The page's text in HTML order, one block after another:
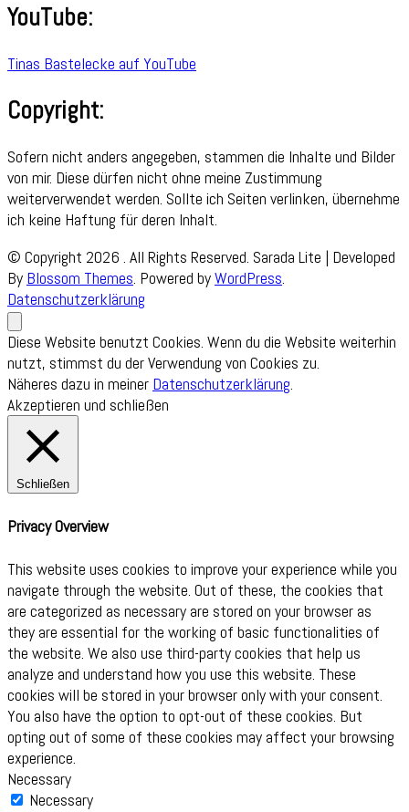
YouTube:
Tinas Bastelecke auf YouTube
Copyright:
Sofern nicht anders angegeben, stammen die Inhalte und Bilder
von mir. Diese dürfen nicht ohne meine Zustimmung
weiterverwendet werden. Sollte ich Seiten verlinken, übernehme
ich keine Haftung für deren Inhalt.
© Copyright 2026 . All Rights Reserved. Sarada Lite | Developed
By Blossom Themes. Powered byWordPress.
Datenschutzerklärung
Diese Website benutzt Cookies. Wenn du die Website weiterhin
nutzt, stimmst du der Verwendung von Cookies zu.
Näheres dazu in meiner Datenschutzerklärung.
Akzeptieren und schließen
Schließen
Privacy Overview
This website uses cookies to improve your experience while you
navigate through the website. Out of these, the cookies that
are categorized as necessary are stored on your browser as
they are essential for the working of basic functionalities of
the website. We also use third-party cookies that help us
analyze and understand how you use this website. These
cookies will be stored in your browser only with your consent.
You also have the option to opt-out of these cookies. But
opting out of some of these cookies may affect your browsing
experience.
Necessary
Necessary